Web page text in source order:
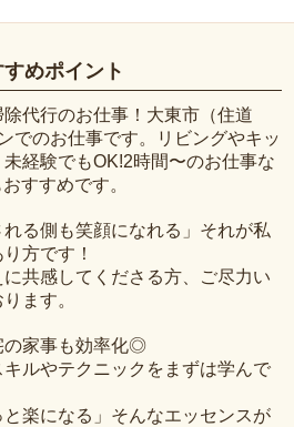
めポイント
代行のお仕事！大東市（住道
でのお仕事です。リビングやキッ
経験でもOK!2時間〜のお仕事な
すすめです。
れる側も笑顔になれる」それが私
方です！
共感してくださる方、ご尽力い
ます。
家事も効率化◎
ルやテクニックをまずは学んで
と楽になる」そんなエッセンスが